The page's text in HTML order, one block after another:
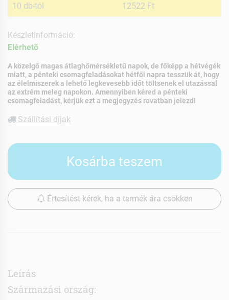
10 db-tól
12522 Ft
Készletinformáció:
Elérhetõ
A közelgő magas átlaghőmérsékletű napok, de főképp a hétvégék
miatt, a pénteki csomagfeladásokat hétfői napra tesszük át, hogy
az élelmiszerek a lehető legkevesebb időt töltsenek el utazással
az extrém meleg napokon. Amennyiben kéred a pénteki
csomagfeladást, kérjük ezt a megjegyzés rovatban jelezd!
Szállítási díjak
Kosárba teszem
Értesítést kérek, ha a termék ára csökken
Leírás
Származási ország: